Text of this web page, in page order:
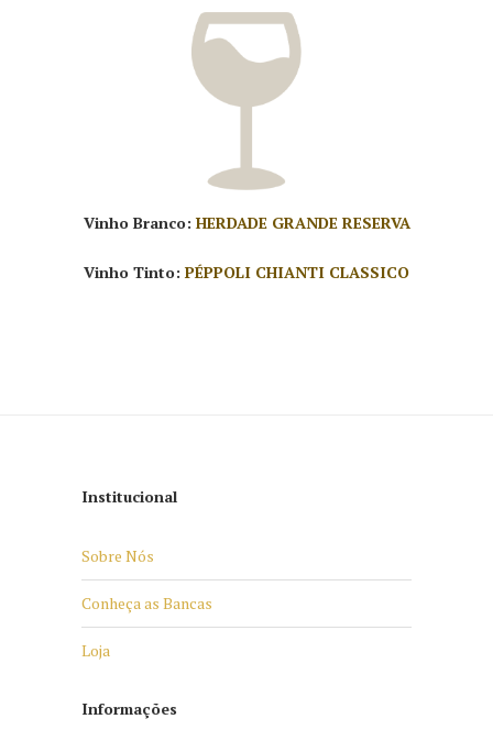
Vinho Branco: HERDADE GRANDE RESERVA
Vinho Tinto: PÉPPOLI CHIANTI CLASSICO
Institucional
Sobre Nós
Conheça as Bancas
Loja
Informações